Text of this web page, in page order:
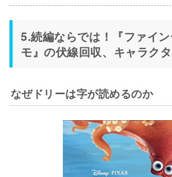
5.続編ならでは！『ファイ
モ』の伏線回収、キャラク
なぜドリーは字が読めるのか